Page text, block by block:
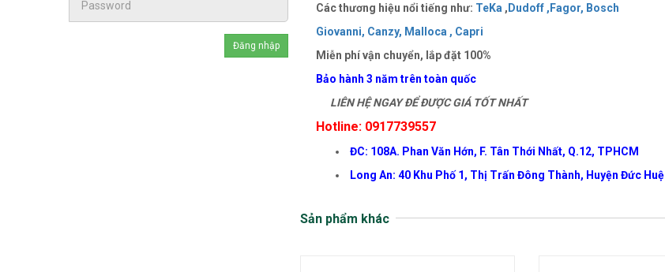
Các thương hiệu nổi tiếng như: TeKa , Dudoff , Fagor, Bosch
Giovanni, Canzy, Malloca , Capri
Miễn phí vận chuyển, lắp đặt 100%
Bảo hành 3 năm trên toàn quốc
LIÊN HỆ NGAY ĐỂ ĐƯỢC GIÁ TỐT NHẤT
Hotline: 0917739557
ĐC: 108A. Phan Văn Hớn, F. Tân Thới Nhất, Q.12, TPHCM
Long An: 40 Khu Phố 1, Thị Trấn Đông Thành, Huyện Đức Huệ
Sản phẩm khác